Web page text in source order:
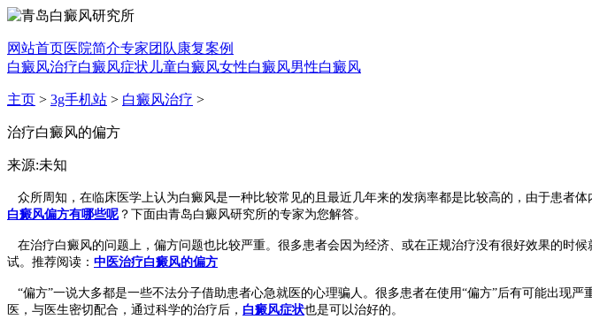
网站首页医院简介专家团队 康复案例
白癜风治疗白癜风症状 儿童白癜风女性白癜风男性白癜风
主页 > 3g手机站 > 白癜风治疗 >
治疗白癜风的偏方
来源:未知
众所周知，在临床医学上认为白癜风是一种比较常见的且最近几年来的发病率都是比较高的，由于患者
白癜风偏方有哪些呢 ？下面由青岛白癜风研究所的专家为您解答。
在治疗白癜风的问题上，偏方问题也比较严重。很多患者会因为经济、或在正规治疗没有很好效果的时
试。推荐阅读： 中医治疗白癜风的偏方
“偏方”一说大多都是一些不法分子借助患者心急就医的心理骗人。很多患者在使用“偏方”后有可能出现
医，与医生密切配合，通过科学的治疗后， 白癜风症状也是可以治好的。